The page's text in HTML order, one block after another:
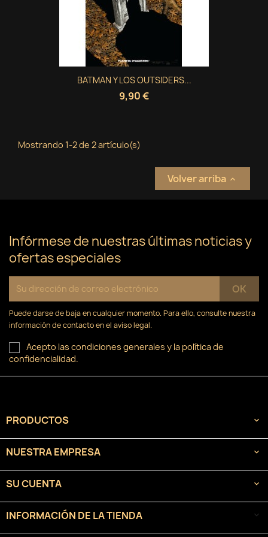
Crear nueva lista
Cancelar
((cancelText))
Cancelar
BATMAN Y LOS OUTSIDERS...
9,90 €
Mostrando 1-2 de 2 artículo(s)
Volver arriba 
Infórmese de nuestras últimas noticias y
ofertas especiales
Puede darse de baja en cualquier momento. Para ello, consulte nuestra
información de contacto en el aviso legal.
Acepto las condiciones generales y la política de
confidencialidad.
PRODUCTOS 
NUESTRA EMPRESA 
SU CUENTA 
INFORMACIÓN DE LA TIENDA keyboard_arrow_down